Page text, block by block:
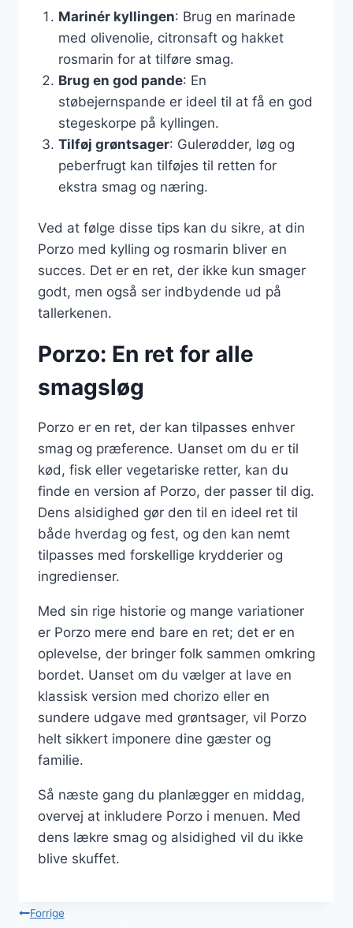
Marinér kyllingen: Brug en marinade
med olivenolie, citronsaft og hakket
rosmarin for at tilføre smag.
Brug en god pande: En
støbejernspande er ideel til at få en god
stegeskorpe på kyllingen.
Tilføj grøntsager: Gulerødder, løg og
peberfrugt kan tilføjes til retten for
ekstra smag og næring.
Ved at følge disse tips kan du sikre, at din
Porzo med kylling og rosmarin bliver en
succes. Det er en ret, der ikke kun smager
godt, men også ser indbydende ud på
tallerkenen.
Porzo: En ret for alle
smagsløg
Porzo er en ret, der kan tilpasses enhver
smag og præference. Uanset om du er til
kød, fisk eller vegetariske retter, kan du
finde en version af Porzo, der passer til dig.
Dens alsidighed gør den til en ideel ret til
både hverdag og fest, og den kan nemt
tilpasses med forskellige krydderier og
ingredienser.
Med sin rige historie og mange variationer
er Porzo mere end bare en ret; det er en
oplevelse, der bringer folk sammen omkring
bordet. Uanset om du vælger at lave en
klassisk version med chorizo eller en
sundere udgave med grøntsager, vil Porzo
helt sikkert imponere dine gæster og
familie.
Så næste gang du planlægger en middag,
overvej at inkludere Porzo i menuen. Med
dens lækre smag og alsidighed vil du ikke
blive skuffet.
Indlægsnavigation
Forrige